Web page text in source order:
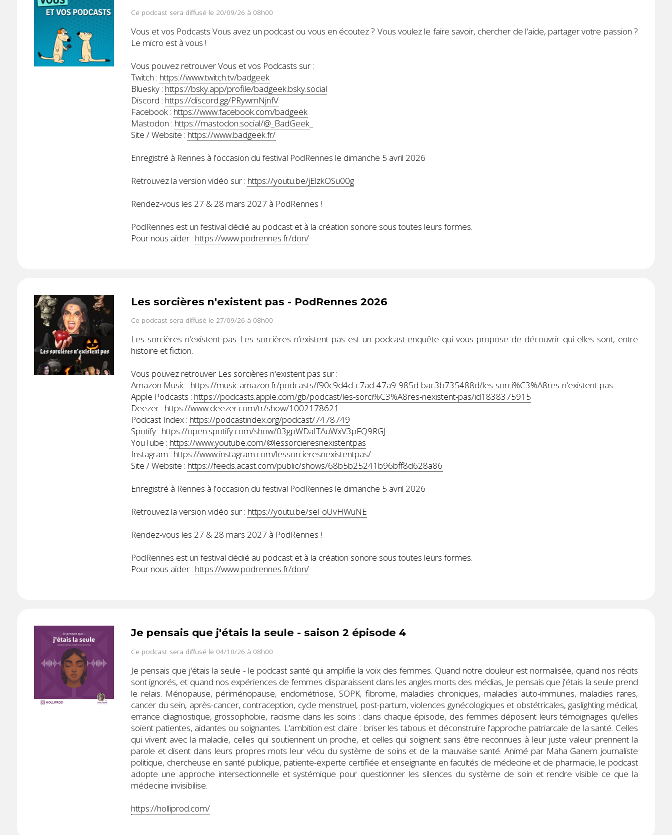
Ce podcast sera diffusé le 20/09/26 à 08h00
Vous et vos Podcasts Vous avez un podcast ou vous en écoutez ? Vous voulez le faire savoir, chercher de l'aide, partager votre passion ?
Le micro est à vous !
Vous pouvez retrouver Vous et vos Podcasts sur :
Twitch : https://www.twitch.tv/badgeek
Bluesky : https://bsky.app/profile/badgeek.bsky.social
Discord : https://discord.gg/PRywmNjnfV
Facebook : https://www.facebook.com/badgeek
Mastodon : https://mastodon.social/@_BadGeek
Site / Website : https://www.badgeek.fr/
Enregistré à Rennes à l'occasion du festival PodRennes le dimanche 5 avril 2026
Retrouvez la version vidéo sur : https://youtu.be/jElzkOSu00g
Rendez-vous les 27 & 28 mars 2027 à PodRennes !
PodRennes est un festival dédié au podcast et à la création sonore sous toutes leurs formes.
Pour nous aider : https://www.podrennes.fr/don/
Les sorcières n'existent pas - PodRennes 2026
Ce podcast sera diffusé le 27/09/26 à 08h00
Les sorcières n'existent pas Les sorcières n’existent pas est un podcast-enquête qui vous propose de découvrir qui elles sont, entre
histoire et fiction.
Vous pouvez retrouver Les sorcières n'existent pas sur :
Amazon Music : https://music.amazon.fr/podcasts/f90c9d4d-c7ad-47a9-985d-bac3b735488d/les-sorci%C3%A8res-n'existent-pas
Apple Podcasts : https://podcasts.apple.com/gb/podcast/les-sorci%C3%A8res-nexistent-pas/id1838375915
Deezer : https://www.deezer.com/tr/show/1002178621
Podcast Index : https://podcastindex.org/podcast/7478749
Spotify : https://open.spotify.com/show/03gpWDaITAuWxV3pFQ9RGJ
YouTube : https://www.youtube.com/@lessorcieresnexistentpas
Instagram : https://www.instagram.com/lessorcieresnexistentpas/
Site / Website : https://feeds.acast.com/public/shows/68b5b25241b96bff8d628a86
Enregistré à Rennes à l'occasion du festival PodRennes le dimanche 5 avril 2026
Retrouvez la version vidéo sur : https://youtu.be/seFoUvHWuNE
Rendez-vous les 27 & 28 mars 2027 à PodRennes !
PodRennes est un festival dédié au podcast et à la création sonore sous toutes leurs formes.
Pour nous aider : https://www.podrennes.fr/don/
Je pensais que j'étais la seule - saison 2 épisode 4
Ce podcast sera diffusé le 04/10/26 à 08h00
Je pensais que j'étais la seule - le podcast santé qui amplifie la voix des femmes. Quand notre douleur est normalisée, quand nos récits
sont ignorés, et quand nos expériences de femmes disparaissent dans les angles morts des médias, Je pensais que j'étais la seule prend
le relais. Ménopause, périménopause, endométriose, SOPK, fibrome, maladies chroniques, maladies auto-immunes, maladies rares,
cancer du sein, après-cancer, contraception, cycle menstruel, post-partum, violences gynécologiques et obstétricales, gaslighting médical,
errance diagnostique, grossophobie, racisme dans les soins : dans chaque épisode, des femmes déposent leurs témoignages qu’elles
soient patientes, aidantes ou soignantes. L'ambition est claire : briser les tabous et déconstruire l'approche patriarcale de la santé. Celles
qui vivent avec la maladie, celles qui soutiennent un proche, et celles qui soignent sans être reconnues à leur juste valeur prennent la
parole et disent dans leurs propres mots leur vécu du système de soins et de la mauvaise santé. Animé par Maha Ganem journaliste
politique, chercheuse en santé publique, patiente-experte certifiée et enseignante en facultés de médecine et de pharmacie, le podcast
adopte une approche intersectionnelle et systémique pour questionner les silences du système de soin et rendre visible ce que la
médecine invisibilise.
https://holliprod.com/